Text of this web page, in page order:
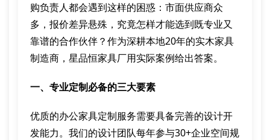
购负责人都会遇到这样的困惑：市面供应商众
多，报价差异悬殊，究竟怎样才能选到既专业又
靠谱的合作伙伴？作为深耕本地20年的实木家具
制造商，星品恒家具厂用实际案例给出答案。
一、专业定制必备的三大要素
优质的办公家具定制服务需要具备完善的设计开
发能力。我们的设计团队每年参与30+企业空间规